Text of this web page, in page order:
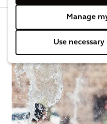
Manage
Use